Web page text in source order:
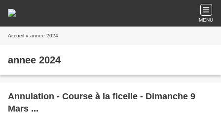
MENU
Accueil » annee 2024
annee 2024
Annulation - Course à la ficelle - Dimanche 9
Mars ...